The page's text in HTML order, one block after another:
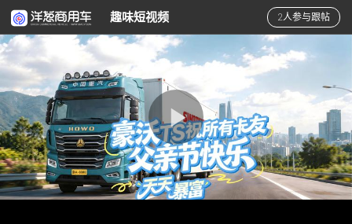
趣味短视频 2人参与跟帖